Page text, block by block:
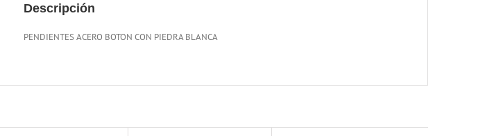
Descripción
PENDIENTES ACERO BOTON CON PIEDRA BLANCA